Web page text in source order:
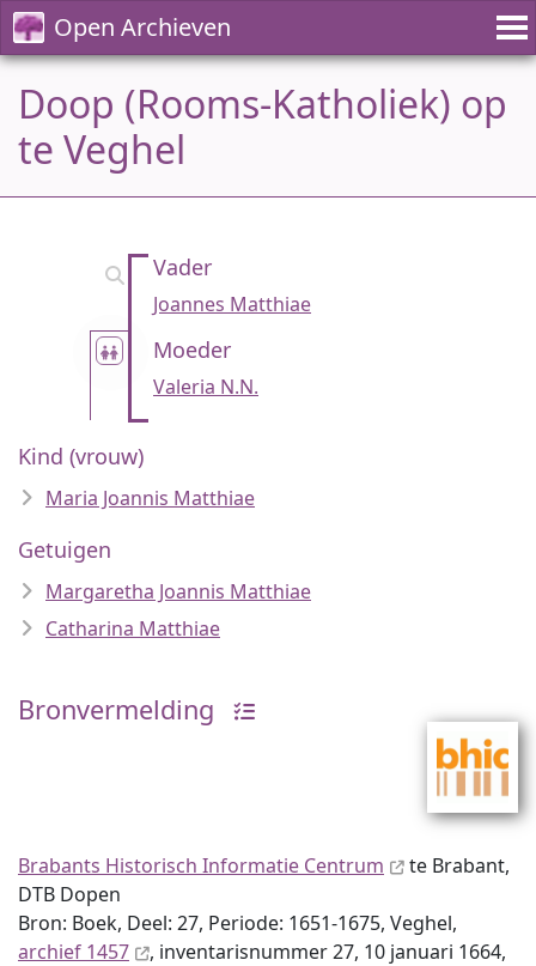
Open Archieven
Doop (Rooms-Katholiek) op
te Veghel
Vader
Joannes Matthiae
Moeder
Valeria N.N.
Kind (vrouw)
Maria Joannis Matthiae
Getuigen
Margaretha Joannis Matthiae
Catharina Matthiae
Bronvermelding
Brabants Historisch Informatie Centrum
te Brabant,
DTB Dopen
Bron: Boek, Deel: 27, Periode: 1651-1675, Veghel,
archief 1457
, inventaris­num­mer 27, 10 januari 1664,